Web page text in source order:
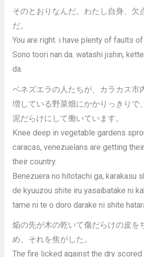
そのとおりなんだ。わたし自身、欠
だ。
You are right. i have plenty of faults
Sono toori nan da. watashi jishin,
da.
ベネズエラの人たちが、カラカス市
増している野菜畑にかかりっきりで
泥だらけにして働いています。
Knee deep in vegetable gardens
caracas, venezuelans are getting
their country.
Benezuera no hitotachi ga, karakasu
de kyuuzou shite iru yasaibatake ni
tame ni te o doro darake ni shite
焔の先が木の乾いて傷だらけの皮を
め、それを焦がした。
The fire licked against the dry scored